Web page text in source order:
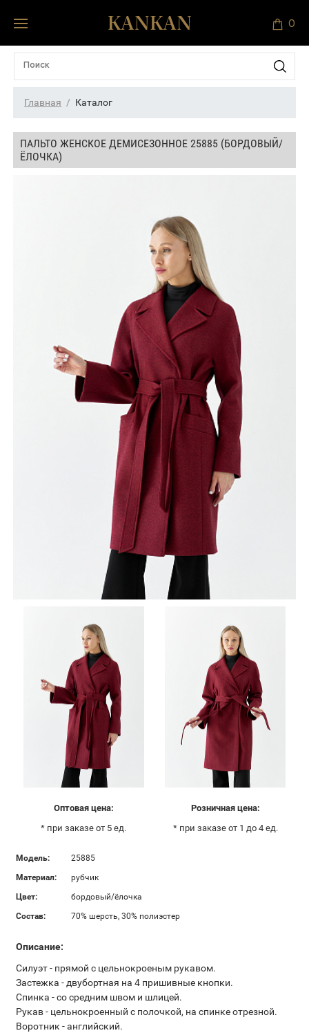
0
Главная Каталог
ПАЛЬТО ЖЕНСКОЕ ДЕМИСЕЗОННОЕ 25885 (БОРДОВЫЙ/
ЁЛОЧКА)
Оптовая цена:
* при заказе от 5 ед.
Розничная цена:
* при заказе от 1 до 4 ед.
Модель:
25885
Материал:
рубчик
Цвет:
бордовый/ёлочка
Состав:
70% шерсть, 30% полиэстер
Описание:
Силуэт - прямой с цельнокроеным рукавом.
Застежка - двубортная на 4 пришивные кнопки.
Спинка - со средним швом и шлицей.
Рукав - цельнокроенный с полочкой, на спинке отрезной.
Воротник - английский.